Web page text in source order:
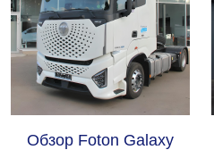
Обзор Foton Galaxy